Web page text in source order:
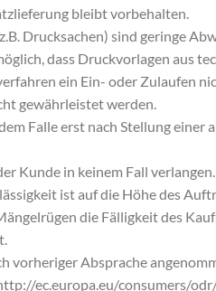
bleibt vorbehalten.
Drucksachen) sind geringe
dass Druckvorlagen aus
ein Ein- oder Zulaufen
gewährleistet werden.
Falle erst nach Stellung
Kunde in keinem Fall verlangen.
ist auf die Höhe des
die Fälligkeit des
vorheriger Absprache
ec.europa.eu/consumers/